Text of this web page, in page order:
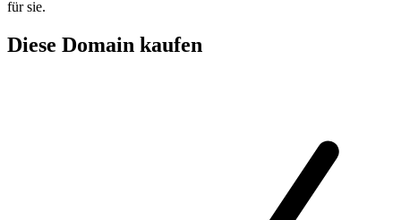
für sie.
Diese Domain kaufen